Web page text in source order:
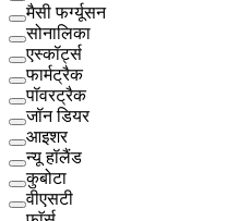
मैसी फर्ग्यूसन
सोनालिका
एस्कॉर्ट्स
फार्मट्रैक
पॉवरट्रैक
जॉन डियर
आइशर
न्यू हॉलैंड
कुबोटा
वीएसटी